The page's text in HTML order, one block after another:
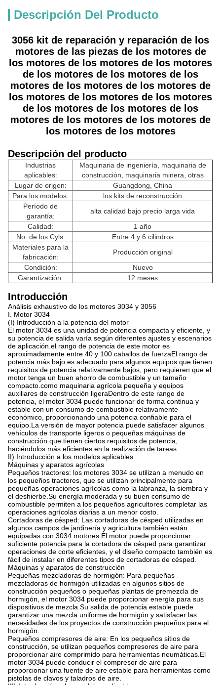
Descripción Del Producto
3056 kit de reparación y reparación de los
motores de las piezas de los motores de
los motores de los motores de los motores
de los motores de los motores de los
motores de los motores de los motores de
los motores de los motores de los motores
de los motores de los motores de los
motores de los motores de los motores de
los motores de los motores
Descripción del producto
Industrias
aplicables:
Maquinaria de ingeniería, maquinaria de
construcción, maquinaria minera, otras
Lugar de origen:
Guangdong, China
Para los modelos:
los kits de reconstrucción
Período de
garantía:
alta calidad bajo precio larga vida
Calidad:
1 año
No. de los Cyls:
Entre 4 y 6 cilindros
Materiales para la
fabricación:
Producción original
Condición:
Nuevo
Garantización:
12 meses
Introducción
Análisis exhaustivo de los motores 3034 y 3056
I. Motor 3034
(I) Introducción a la potencia del motor
El motor 3034 es una unidad de potencia compacta y eficiente, y
su potencia de salida varía según diferentes ajustes y escenarios
de aplicación.el rango de potencia de este motor es
aproximadamente entre 40 y 100 caballos de fuerzaEl rango de
potencia más bajo es adecuado para algunos equipos que tienen
requisitos de potencia relativamente bajos, pero requieren que el
motor tenga un buen ahorro de combustible y un tamaño
compacto.como maquinaria agrícola pequeña y equipos
auxiliares de construcción ligeraDentro de este rango de
potencia, el motor 3034 puede funcionar de forma continua y
estable con un consumo de combustible relativamente
económico, proporcionando una potencia confiable para el
equipo.La versión de mayor potencia puede satisfacer algunos
vehículos de transporte ligeros o pequeñas máquinas de
construcción que tienen ciertos requisitos de potencia,
haciéndolos más eficientes en la realización de tareas.
II) Introducción a los modelos aplicables
Máquinas y aparatos agrícolas
Pequeños tractores: los motores 3034 se utilizan a menudo en
los pequeños tractores, que se utilizan principalmente para
pequeñas operaciones agrícolas como la labranza, la siembra y
el deshierbe.Su energía moderada y su buen consumo de
combustible permiten a los pequeños agricultores completar las
operaciones agrícolas diarias a un menor costo.
Cortadoras de césped: Las cortadoras de césped utilizadas en
algunos campos de jardinería y agricultura también están
equipadas con 3034 motores.El motor puede proporcionar
suficiente potencia para la cortadora de césped para garantizar
operaciones de corte eficientes, y el diseño compacto también es
fácil de instalar en diferentes tipos de cortadoras de césped.
Máquinas y aparatos de construcción
Pequeñas mezcladoras de hormigón: Para pequeñas
mezcladoras de hormigón utilizadas en algunos sitios de
construcción pequeños o pequeñas plantas de premezcla de
hormigón, el motor 3034 puede proporcionar energía para sus
dispositivos de mezcla.Su salida de potencia estable puede
garantizar una mezcla uniforme de hormigón y satisfacer las
necesidades de los proyectos de construcción pequeños para el
hormigón.
Pequeños compresores de aire: En los pequeños sitios de
construcción, se utilizan pequeños compresores de aire para
proporcionar aire comprimido para herramientas neumáticas.El
motor 3034 puede conducir el compresor de aire para
proporcionar una fuente de aire estable para herramientas como
pistolas de clavos y taladros de aire.